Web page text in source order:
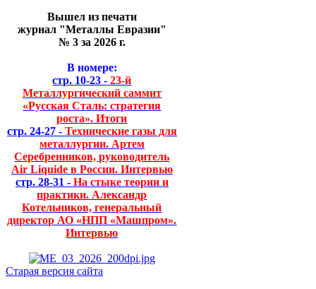
Вышел из печати
журнал "Металлы Евразии"
№ 3 за 2026 г.
В номере:
стр. 10-23 - 23-й
Металлургический саммит
«Русская Сталь: стратегия
роста». Итоги
стр. 24-27 - Технические газы для
металлургии. Артем
Серебренников, руководитель
Air Liquide в России. Интервью
стр. 28-31 - На стыке теории и
практики. Александр
Котельников, генеральный
директор АО «НПП «Машпром».
Интервью
Старая версия сайта